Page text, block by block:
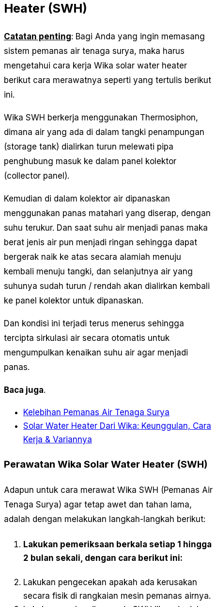
Heater (SWH)
Catatan penting: Bagi Anda yang ingin memasang
sistem pemanas air tenaga surya, maka harus
mengetahui cara kerja Wika solar water heater
berikut cara merawatnya seperti yang tertulis berikut
ini.
Wika SWH berkerja menggunakan Thermosiphon,
dimana air yang ada di dalam tangki penampungan
(storage tank) dialirkan turun melewati pipa
penghubung masuk ke dalam panel kolektor
(collector panel).
Kemudian di dalam kolektor air dipanaskan
menggunakan panas matahari yang diserap, dengan
suhu terukur. Dan saat suhu air menjadi panas maka
berat jenis air pun menjadi ringan sehingga dapat
bergerak naik ke atas secara alamiah menuju
kembali menuju tangki, dan selanjutnya air yang
suhunya sudah turun / rendah akan dialirkan kembali
ke panel kolektor untuk dipanaskan.
Dan kondisi ini terjadi terus menerus sehingga
tercipta sirkulasi air secara otomatis untuk
mengumpulkan kenaikan suhu air agar menjadi
panas.
Baca juga.
Kelebihan Pemanas Air Tenaga Surya
Solar Water Heater Dari Wika: Keunggulan, Cara
Kerja & Variannya
Perawatan Wika Solar Water Heater (SWH)
Adapun untuk cara merawat Wika SWH (Pemanas Air
Tenaga Surya) agar tetap awet dan tahan lama,
adalah dengan melakukan langkah-langkah berikut:
Lakukan pemeriksaan berkala setiap 1 hingga
2 bulan sekali, dengan cara berikut ini:
Lakukan pengecekan apakah ada kerusakan
secara fisik di rangkaian mesin pemanas airnya.